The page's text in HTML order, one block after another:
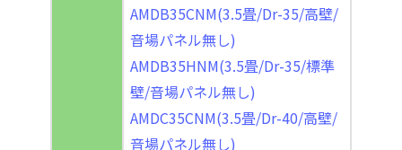
AMDB35CNM(3.5畳/Dr-35/高壁/
音場パネル無し)
AMDB35HNM(3.5畳/Dr-35/標準
壁/音場パネル無し)
AMDC35CNM(3.5畳/Dr-40/高壁/
音場パネル無し)